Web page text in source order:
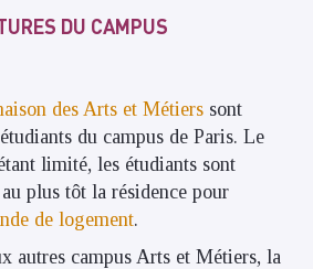
DU CAMPUS
des Arts et Métiers sont
du campus de Paris. Le
limité, les étudiants sont
plus tôt la résidence pour
de logement.
autres campus Arts et Métiers, la